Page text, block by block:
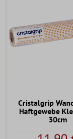
Cristalgrip
Haftgewebe
30cm